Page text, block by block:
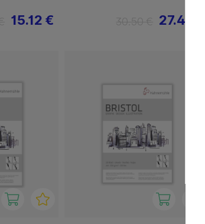
15.12 € 27.45 €